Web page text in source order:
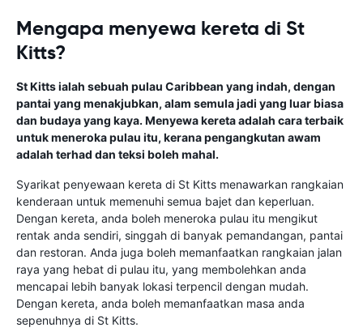
Mengapa menyewa kereta di St
Kitts?
St Kitts ialah sebuah pulau Caribbean yang indah, dengan
pantai yang menakjubkan, alam semula jadi yang luar biasa
dan budaya yang kaya. Menyewa kereta adalah cara terbaik
untuk meneroka pulau itu, kerana pengangkutan awam
adalah terhad dan teksi boleh mahal.
Syarikat penyewaan kereta di St Kitts menawarkan rangkaian
kenderaan untuk memenuhi semua bajet dan keperluan.
Dengan kereta, anda boleh meneroka pulau itu mengikut
rentak anda sendiri, singgah di banyak pemandangan, pantai
dan restoran. Anda juga boleh memanfaatkan rangkaian jalan
raya yang hebat di pulau itu, yang membolehkan anda
mencapai lebih banyak lokasi terpencil dengan mudah.
Dengan kereta, anda boleh memanfaatkan masa anda
sepenuhnya di St Kitts.